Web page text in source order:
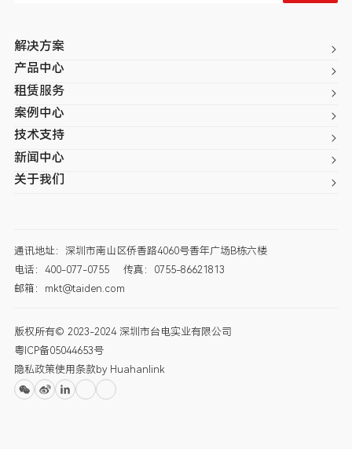
解决方案
产品中心
租赁服务
案例中心
技术支持
新闻中心
关于我们
通讯地址：深圳市南山区侨香路4060号香年广场B栋六楼
电话：400-077-0755
传真：0755-86621813
邮箱：mkt@taiden.com
版权所有© 2023-2024 深圳市台电实业有限公司
粤ICP备05044653号
隐私政策使用条款 by Huahanlink